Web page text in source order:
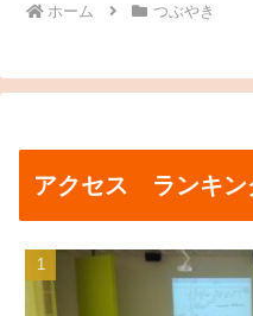
ホーム つぶやき
アクセス ランキン